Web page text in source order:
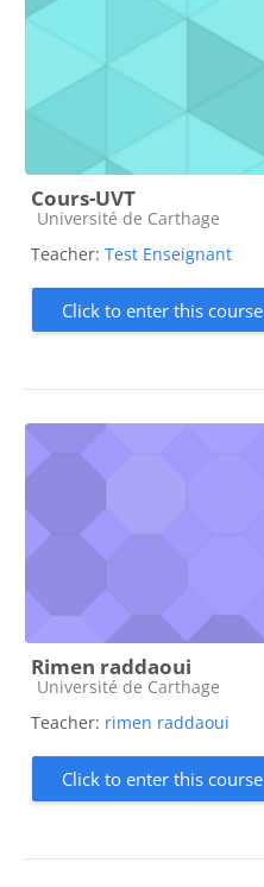
Cours-UVT
Course category
Université de Carthage
Teacher: Test Enseignant
Click to enter this course
Rimen raddaoui
Course category
Université de Carthage
Teacher: rimen raddaoui
Click to enter this course